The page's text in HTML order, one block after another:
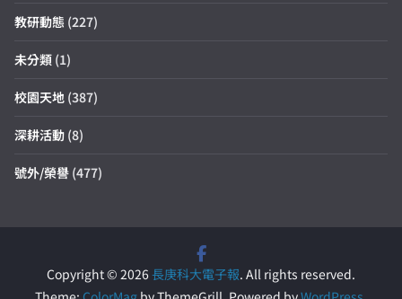
教研動態 (227)
未分類 (1)
校園天地 (387)
深耕活動 (8)
號外/榮譽 (477)
Copyright © 2026長庚科大電子報. All rights reserved.